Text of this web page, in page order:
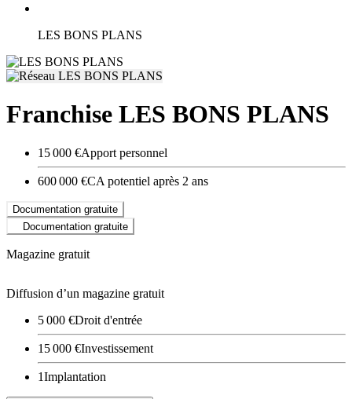
LES BONS PLANS
Franchise LES BONS PLANS
15 000 €Apport personnel
600 000 €CA potentiel après 2 ans
Documentation gratuite
Documentation gratuite
Magazine gratuit
Diffusion d’un magazine gratuit
5 000 €Droit d'entrée
15 000 €Investissement
1Implantation